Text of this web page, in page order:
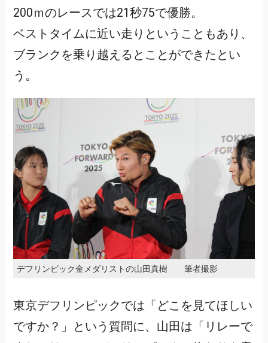
200ｍのレースでは21秒75で優勝。
ベストタイムに近い走りということもあり、
ブランクを乗り越えるとことができたとい
う。
デフリンピック金メダリストの山田真樹 筆者撮影
東京デフリンピックでは「どこを見てほしい
ですか？」という質問に、山田は「リレーで